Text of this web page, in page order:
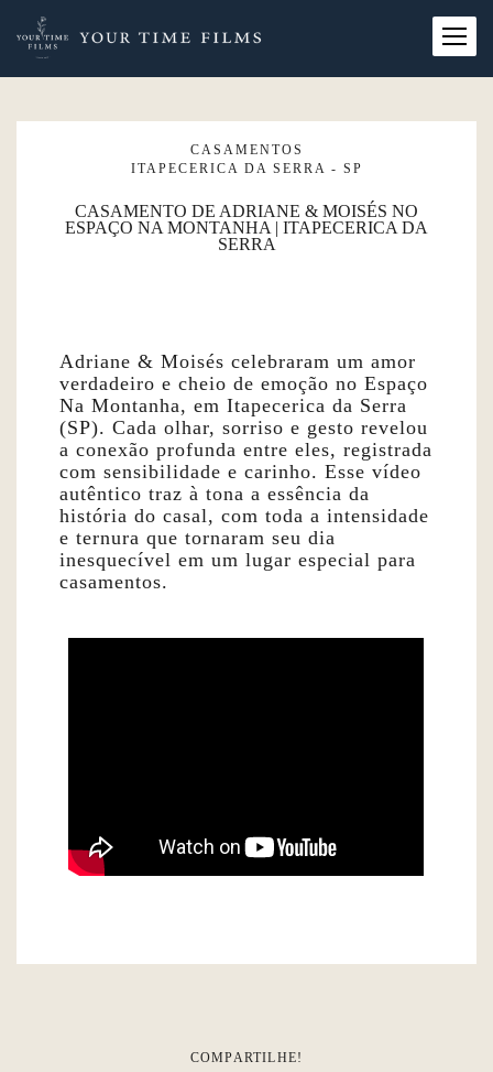
CASAMENTOS
ITAPECERICA DA SERRA - SP
CASAMENTO DE ADRIANE & MOISÉS NO
ESPAÇO NA MONTANHA | ITAPECERICA DA
SERRA
Adriane & Moisés celebraram um amor
verdadeiro e cheio de emoção no Espaço
Na Montanha, em Itapecerica da Serra
(SP). Cada olhar, sorriso e gesto revelou
a conexão profunda entre eles, registrada
com sensibilidade e carinho. Esse vídeo
autêntico traz à tona a essência da
história do casal, com toda a intensidade
e ternura que tornaram seu dia
inesquecível em um lugar especial para
casamentos.
COMPARTILHE!